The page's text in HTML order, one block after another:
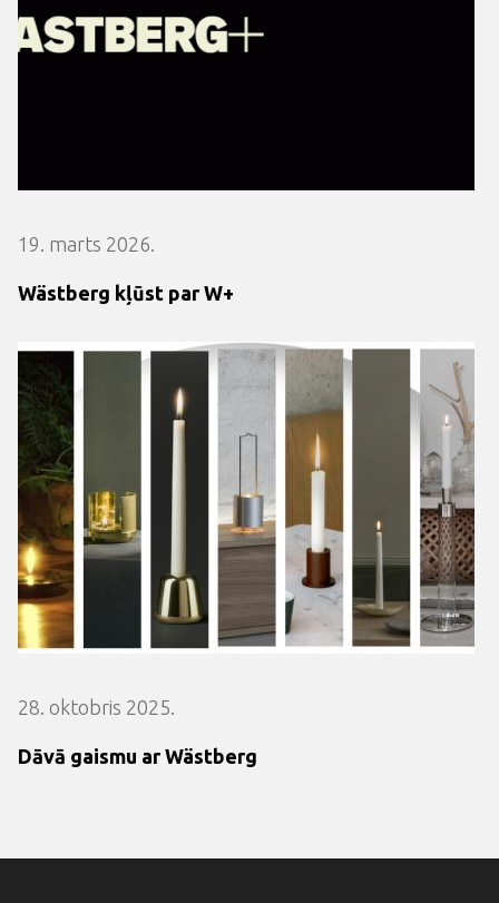
19. marts 2026.
Wästberg kļūst par W+
28. oktobris 2025.
Dāvā gaismu ar Wästberg